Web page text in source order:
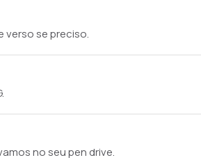
verso se preciso.
no seu pen drive.